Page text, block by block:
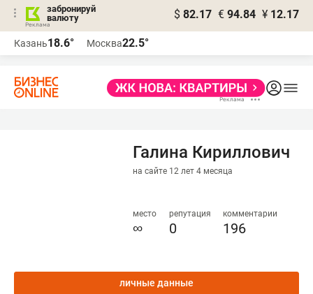
забронируй
валюту
$ 82.17 € 94.84 ¥ 12.17
Казань18.6° Москва22.5°
Галина Кириллович
на сайте 12 лет 4 месяца
место
∞
репутация
0
комментарии
196
личные данные